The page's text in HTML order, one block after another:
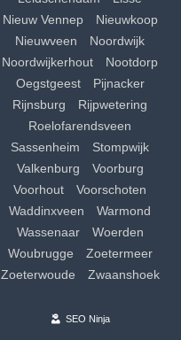
Nieuw Vennep
Nieuwkoop
Nieuwveen
Noordwijk
Noordwijkerhout
Nootdorp
Oegstgeest
Pijnacker
Rijnsburg
Rijpwetering
Roelofarendsveen
Sassenheim
Stompwijk
Valkenburg
Voorburg
Voorhout
Voorschoten
Waddinxveen
Warmond
Wassenaar
Woerden
Woubrugge
Zoetermeer
Zoeterwoude
Zwaanshoek
SEO Ninja